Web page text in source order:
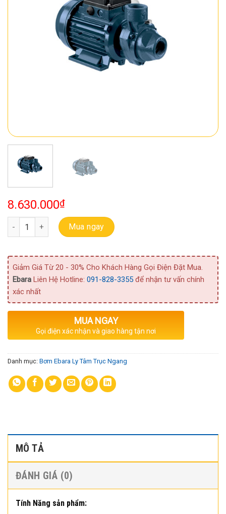
8.630.000₫
Bơm Ebara Ly Tâm Trục Ngang Model PRA 1.50M số lượng
Mua ngay
Giảm Giá Từ 20 - 30% Cho Khách Hàng Gọi Điện Đặt Mua.
Ebara Liên Hệ Hotline: 091-828-3355 để nhận tư vấn chính
xác nhất
MUA NGAY
Gọi điện xác nhận và giao hàng tận nơi
Danh mục: Bơm Ebara Ly Tâm Trục Ngang
MÔ TẢ
ĐÁNH GIÁ (0)
Tính Năng sản phẩm: